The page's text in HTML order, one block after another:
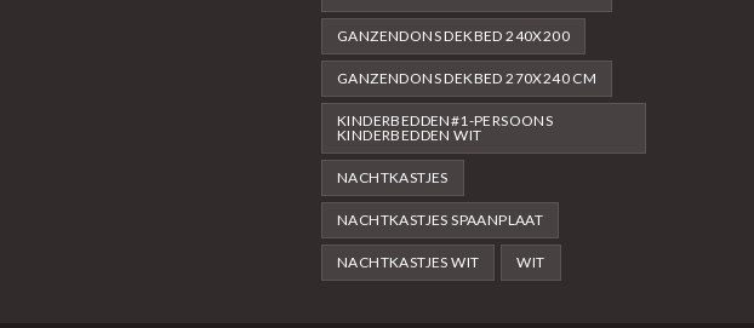
GANZENDONS DEKBED 240X200
GANZENDONS DEKBED 270X240 CM
KINDERBEDDEN#1-PERSOONS
KINDERBEDDEN WIT
NACHTKASTJES
NACHTKASTJES SPAANPLAAT
NACHTKASTJES WIT WIT